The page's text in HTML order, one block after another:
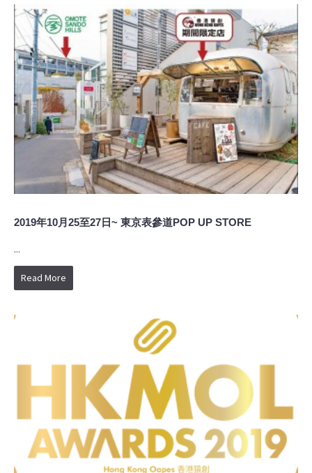
2019年10月25至27日~ 東京表參道POP UP STORE
...
Read More